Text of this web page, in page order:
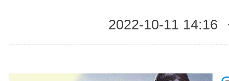
2022-10-11 14:16